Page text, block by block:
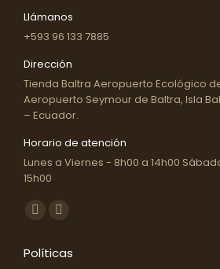
Llámanos
+593 96 133 7885
Dirección
Tienda Baltra Aeropuerto Ecológico
Aeropuerto Seymour de Baltra, Isla
– Ecuador.
Horario de atención
Lunes a Viernes - 8h00 a 14h00
15h00
Encuéntranos en:
enlaceenlace
Políticas